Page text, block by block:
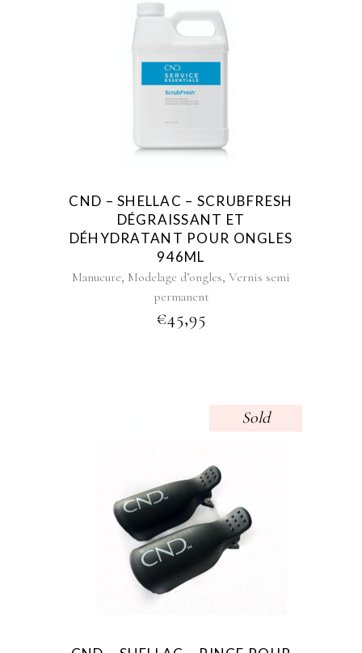
CND – SHELLAC – SCRUBFRESH
DÉGRAISSANT ET
DÉHYDRATANT POUR ONGLES
946ML
Manucure, Modelage d’ongles, Vernis semi
permanent
€45,95
Sold